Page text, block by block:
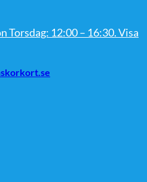
Torsdag: 12:00 – 16:30. Visa